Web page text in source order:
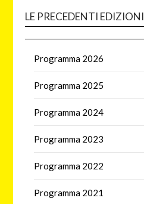
LE PRECEDENTI EDIZIONI
Programma 2026
Programma 2025
Programma 2024
Programma 2023
Programma 2022
Programma 2021